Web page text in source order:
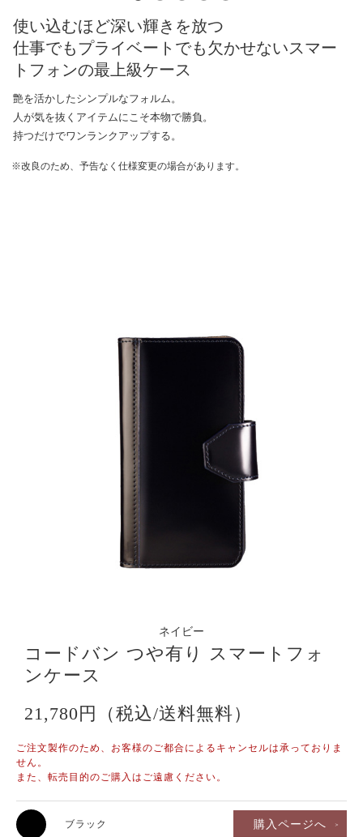
使い込むほど深い輝きを放つ
仕事でもプライベートでも欠かせないスマー
トフォンの最上級ケース
艶を活かしたシンプルなフォルム。
人が気を抜くアイテムにこそ本物で勝負。
持つだけでワンランクアップする。
※改良のため、予告なく仕様変更の場合があります。
ネイビー
コードバン つや有り スマートフォ
ンケース
21,780円（税込/送料無料）
ご注文製作のため、お客様のご都合によるキャンセルは承っておりま
せん。
また、転売目的のご購入はご遠慮ください。
ブラック 購入ページへ